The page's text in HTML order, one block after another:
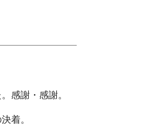
感謝・感謝。
着。